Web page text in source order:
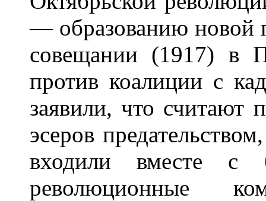
— образованию новой
совещании (1917) в
против коалиции с
заявили, что считают
эсеров
входили вместе с
революционные